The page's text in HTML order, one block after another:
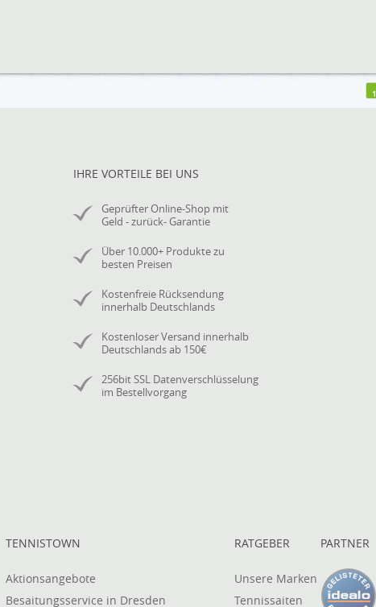
1
IHRE VORTEILE BEI UNS
Geprüfter Online-Shop mit
Geld - zurück- Garantie
Über 10.000+ Produkte zu
besten Preisen
Kostenfreie Rücksendung
innerhalb Deutschlands
Kostenloser Versand innerhalb
Deutschlands ab 150€
256bit SSL Datenverschlüsselung
im Bestellvorgang
TENNISTOWN
Aktionsangebote
Besaitungsservice in Dresden
RATGEBER
Unsere Marken
Tennissaiten
PARTNER